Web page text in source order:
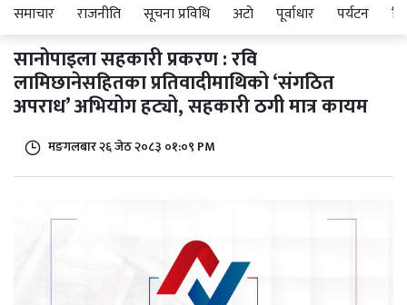
समाचार राजनीति सूचना प्रविधि अटाे पूर्वाधार पर्यटन
सानोपाइला सहकारी प्रकरण : रवि
लामिछानेसहितका प्रतिवादीमाथिको ‘संगठित
अपराध’ अभियोग हट्यो, सहकारी ठगी मात्र कायम
मङगलबार २६ जेठ २०८३ ०१:०९ PM